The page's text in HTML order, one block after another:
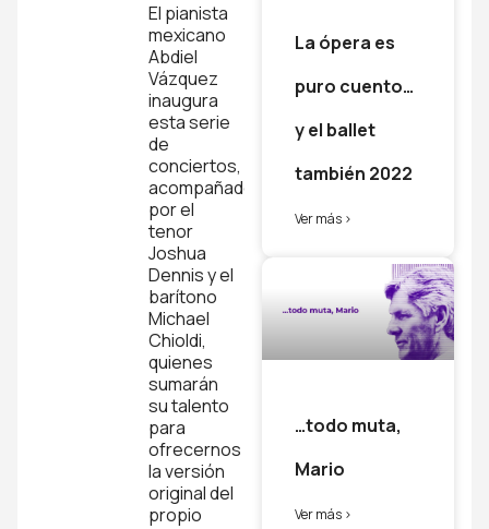
El pianista
mexicano
Abdiel
Vázquez
inaugura
esta serie
de
conciertos,
acompañado
por el
tenor
Joshua
Dennis y el
barítono
Michael
Chioldi,
quienes
sumarán
su talento
para
ofrecernos
la versión
original del
propio
La ópera es
puro cuento…
y el ballet
también 2022
Ver más >
…todo muta,
Mario
Ver más >